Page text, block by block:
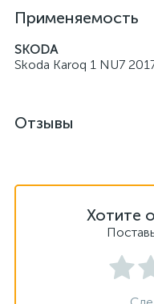
Применяемость
SKODA
Skoda Karoq 1 NU7
Отзывы
Хотите